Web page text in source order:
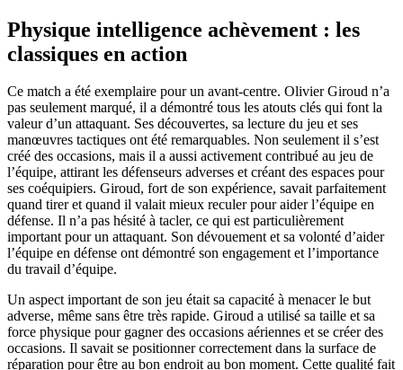
Physique intelligence achèvement : les
classiques en action
Ce match a été exemplaire pour un avant-centre. Olivier Giroud n’a
pas seulement marqué, il a démontré tous les atouts clés qui font la
valeur d’un attaquant. Ses découvertes, sa lecture du jeu et ses
manœuvres tactiques ont été remarquables. Non seulement il s’est
créé des occasions, mais il a aussi activement contribué au jeu de
l’équipe, attirant les défenseurs adverses et créant des espaces pour
ses coéquipiers. Giroud, fort de son expérience, savait parfaitement
quand tirer et quand il valait mieux reculer pour aider l’équipe en
défense. Il n’a pas hésité à tacler, ce qui est particulièrement
important pour un attaquant. Son dévouement et sa volonté d’aider
l’équipe en défense ont démontré son engagement et l’importance
du travail d’équipe.
Un aspect important de son jeu était sa capacité à menacer le but
adverse, même sans être très rapide. Giroud a utilisé sa taille et sa
force physique pour gagner des occasions aériennes et se créer des
occasions. Il savait se positionner correctement dans la surface de
réparation pour être au bon endroit au bon moment. Cette qualité fait